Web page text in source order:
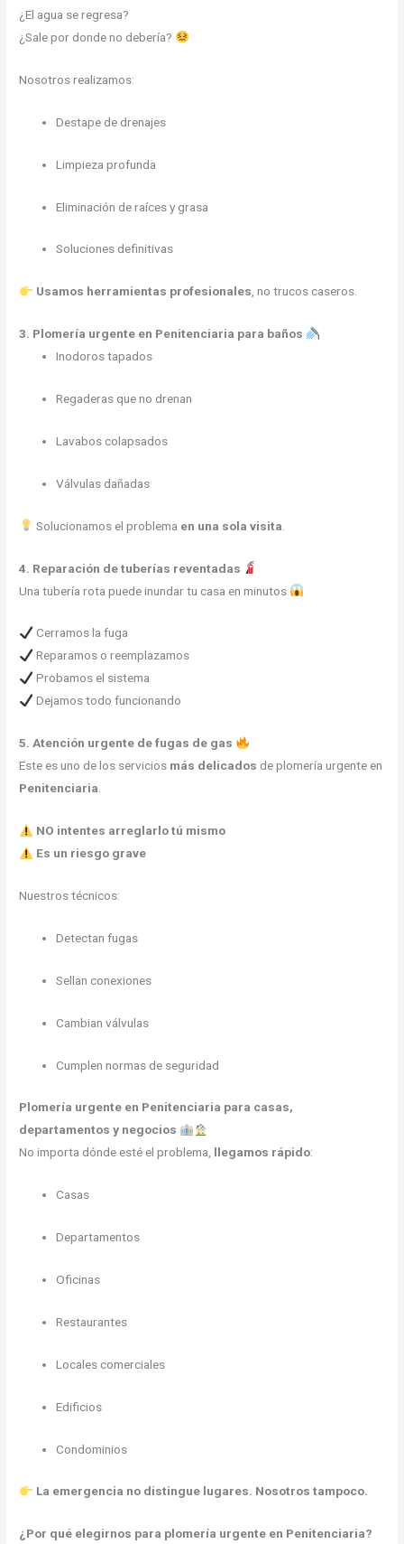
¿El agua se regresa?
¿Sale por donde no debería?
Nosotros realizamos:
Destape de drenajes
Limpieza profunda
Eliminación de raíces y grasa
Soluciones definitivas
Usamos herramientas profesionales, no trucos caseros.
3. Plomería urgente en Penitenciaria para baños
Inodoros tapados
Regaderas que no drenan
Lavabos colapsados
Válvulas dañadas
Solucionamos el problema en una sola visita
4. Reparación de tuberías reventadas
Una tubería rota puede inundar tu casa en minutos
Cerramos la fuga
Reparamos o reemplazamos
Probamos el sistema
Dejamos todo funcionando
5. Atención urgente de fugas de gas
Este es uno de los servicios más delicados de plomería urgente en
Penitenciaria.
NO intentes arreglarlo tú mismo
Es un riesgo grave
Nuestros técnicos:
Detectan fugas
Sellan conexiones
Cambian válvulas
Cumplen normas de seguridad
Plomería urgente en Penitenciaria para casas,
departamentos y negocios
No importa dónde esté el problema, llegamos rápido:
Casas
Departamentos
Oficinas
Restaurantes
Locales comerciales
Edificios
Condominios
La emergencia no distingue lugares. Nosotros tampoco.
¿Por qué elegirnos para plomería urgente en Penitenciaria?